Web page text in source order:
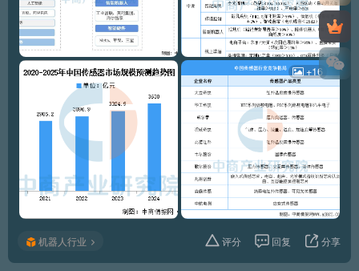
+16
机器人行业 评分 回复 分享